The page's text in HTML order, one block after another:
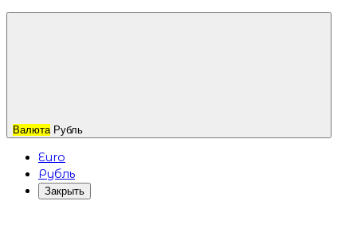
Валюта Рубль
Euro
Рубль
Закрыть